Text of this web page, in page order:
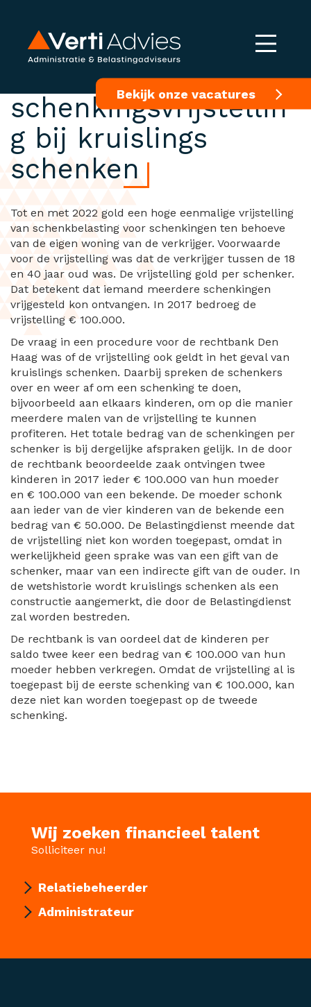
Bekijk onze vacatures
Geen verhoogde
schenkingsvrijstellin
g bij kruislings
schenken
Tot en met 2022 gold een hoge eenmalige vrijstelling
van schenkbelasting voor schenkingen ten behoeve
van de eigen woning van de verkrijger. Voorwaarde
voor de vrijstelling was dat de verkrijger tussen de 18
en 40 jaar oud was. De vrijstelling gold per schenker.
Dat betekent dat iemand meerdere schenkingen
vrijgesteld kon ontvangen. In 2017 bedroeg de
vrijstelling € 100.000.
De vraag in een procedure voor de rechtbank Den
Haag was of de vrijstelling ook geldt in het geval van
kruislings schenken. Daarbij spreken de schenkers
over en weer af om een schenking te doen,
bijvoorbeeld aan elkaars kinderen, om op die manier
meerdere malen van de vrijstelling te kunnen
profiteren. Het totale bedrag van de schenkingen per
schenker is bij dergelijke afspraken gelijk. In de door
de rechtbank beoordeelde zaak ontvingen twee
kinderen in 2017 ieder € 100.000 van hun moeder
en € 100.000 van een bekende. De moeder schonk
aan ieder van de vier kinderen van de bekende een
bedrag van € 50.000. De Belastingdienst meende dat
de vrijstelling niet kon worden toegepast, omdat in
werkelijkheid geen sprake was van een gift van de
schenker, maar van een indirecte gift van de ouder. In
de wetshistorie wordt kruislings schenken als een
constructie aangemerkt, die door de Belastingdienst
zal worden bestreden.
De rechtbank is van oordeel dat de kinderen per
saldo twee keer een bedrag van € 100.000 van hun
moeder hebben verkregen. Omdat de vrijstelling al is
toegepast bij de eerste schenking van € 100.000, kan
deze niet kan worden toegepast op de tweede
schenking.
Wij zoeken financieel talent
Solliciteer nu!
Relatiebeheerder
Administrateur